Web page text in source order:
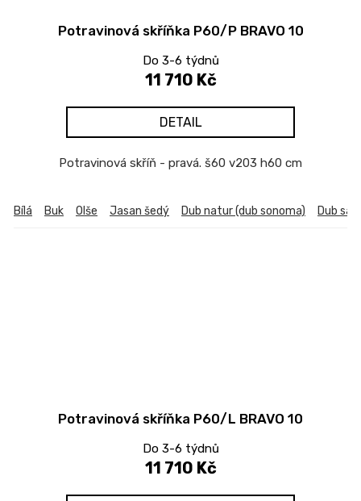
Potravinová skříňka P60/P BRAVO 10
Do 3-6 týdnů
11 710 Kč
DETAIL
Potravinová skříň - pravá. š60 v203 h60 cm
Bílá Buk Olše Jasan šedý Dub natur (dub sonoma) Dub
Potravinová skříňka P60/L BRAVO 10
Do 3-6 týdnů
11 710 Kč